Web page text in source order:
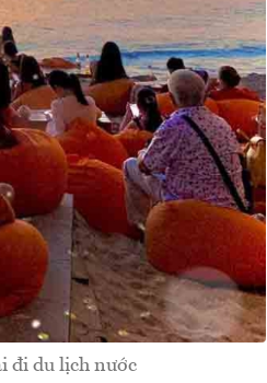
đi du lịch nước